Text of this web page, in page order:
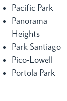
Pacific Park
Panorama
Heights
Park Santiago
Pico-Lowell
Portola Park